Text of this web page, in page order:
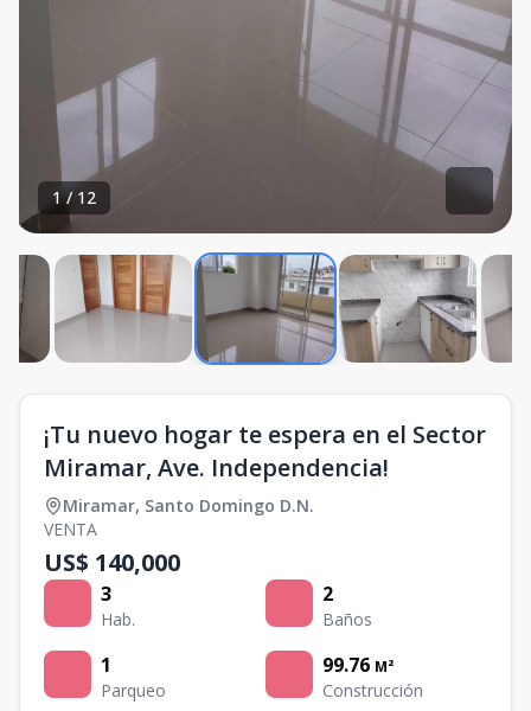
1/ 12
¡Tu nuevo hogar te espera en el Sector
Miramar, Ave. Independencia!
Miramar, Santo Domingo D.N.
VENTA
US$ 140,000
3
Hab.
2
Baños
1
Parqueo
99.76 M²
Construcción